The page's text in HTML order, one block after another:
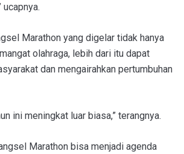
Marathon yang digelar tidak hanya
olahraga, lebih dari itu dapat
dan mengairahkan pertumbuhan
ini meningkat luar biasa,” terangnya.
Marathon bisa menjadi agenda